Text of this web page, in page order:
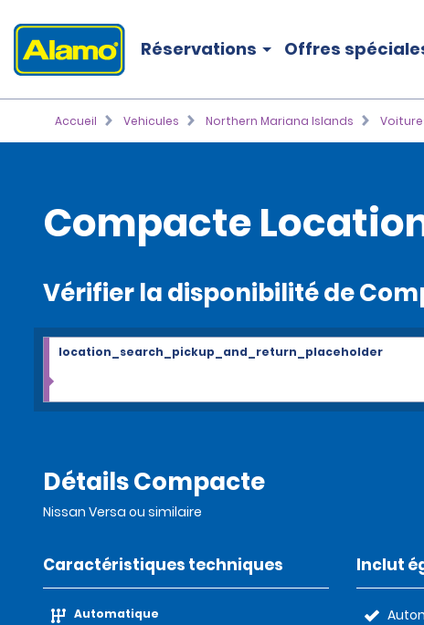
Réservations Offres
Accueil Vehicules Northern Mariana Islands
Compacte
Vérifier la disponibilité de
location_search_pickup_and_return_placeholder
Détails Compacte
Nissan Versa ou similaire
Caractéristiques techniques
Automatique
Inclut